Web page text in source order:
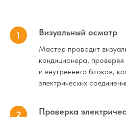
Визуальный осмотр
Мастер проводит
кондиционера,
и внутреннего блоков,
электрических
Проверка